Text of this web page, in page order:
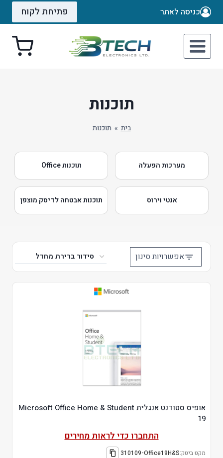
Skip
כניסה לאתר פתיחת לקוח
תוכנות
בית » תוכנות
מערכות הפעלה תוכנות Office
אנטי וירוס תוכנות אבטחה לדיסק מוצפן
אפשרויות סינון
אופיס סטודנט אנגלית Microsoft Office Home & Student
19
התחברו כדי לראות מחירים
מקט ביטק:310109-Office19H&S